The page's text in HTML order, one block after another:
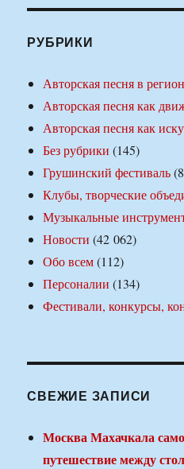
РУБРИКИ
Авторская песня в
Авторская песня как
Авторская песня как
Без рубрики (145)
Грушинский фестиваль
Клубы, творческие
Музыкальные
Новости (42 062)
Обо всем(112)
Персоналии (134)
Фестивали, конкурсы,
СВЕЖИЕ ЗАПИСИ
Москва Махачкала
путешествие между